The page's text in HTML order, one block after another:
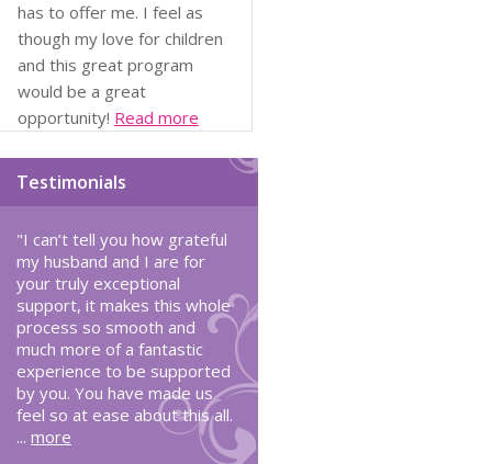
has to offer me. I feel as
though my love for children
and this great program
would be a great
opportunity! Read more
Testimonials
"I can’t tell you how grateful
my husband and I are for
your truly exceptional
support, it makes this whole
process so smooth and
much more of a fantastic
experience to be supported
by you. You have made us
feel so at ease about this all.
... more